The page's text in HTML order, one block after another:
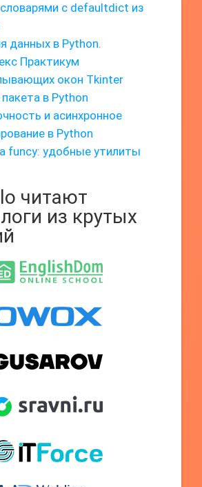
с defaultdict из
данных в Python.
Практикум
окон Tkinter
в Python
и асинхронное
в Python
funcy: удобные утилиты
читают
из крутых